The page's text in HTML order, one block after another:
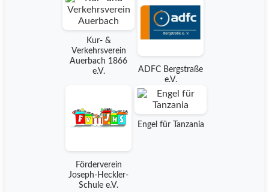
Kur- &
Verkehrsverein
Auerbach 1866
e.V.
ADFC Bergstraße
e.V.
Förderverein
Joseph-Heckler-
Schule e.V.
Engel für Tanzania